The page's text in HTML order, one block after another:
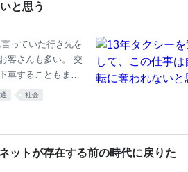
と薄い 村とか市
と思う
っていた行き先を
客さんも多い。 交
車することもまま
る。 「とりあえ
技術ばかりに目が
ついての指示は、
は車外の人にすご
社会
ットが存在する前の時代に戻りた